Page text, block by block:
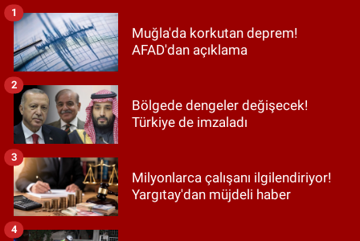
Muğla'da korkutan deprem!
AFAD'dan açıklama
1
Bölgede dengeler değişecek!
Türkiye de imzaladı
2
Milyonlarca çalışanı ilgilendiriyor!
Yargıtay'dan müjdeli haber
3
4